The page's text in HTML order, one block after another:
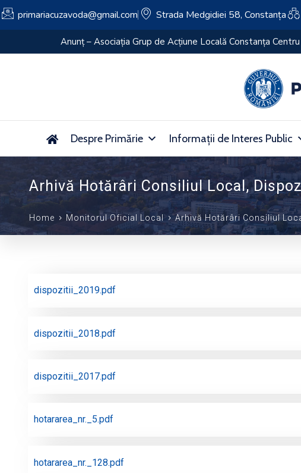
primariacuzavoda@gmail.com Strada Medgidiei 58, Constanța
Anunț – Asociația Grup de Acțiune Locală Constanța Centru
Despre Primărie Informații de Interes Public
Arhivă Hotărâri Consiliul Local,
Home Monitorul Oficial Local Arhivă Hotărâri Consiliul
dispozitii_2019.pdf
dispozitii_2018.pdf
dispozitii_2017.pdf
hotararea_nr._5.pdf
hotararea_nr._128.pdf